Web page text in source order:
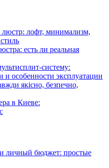
лофт, минимализм,
есть ли реальная
систему:
и особенности эксплуатации
якісно, безпечно,
в Киеве:
личный бюджет: простые